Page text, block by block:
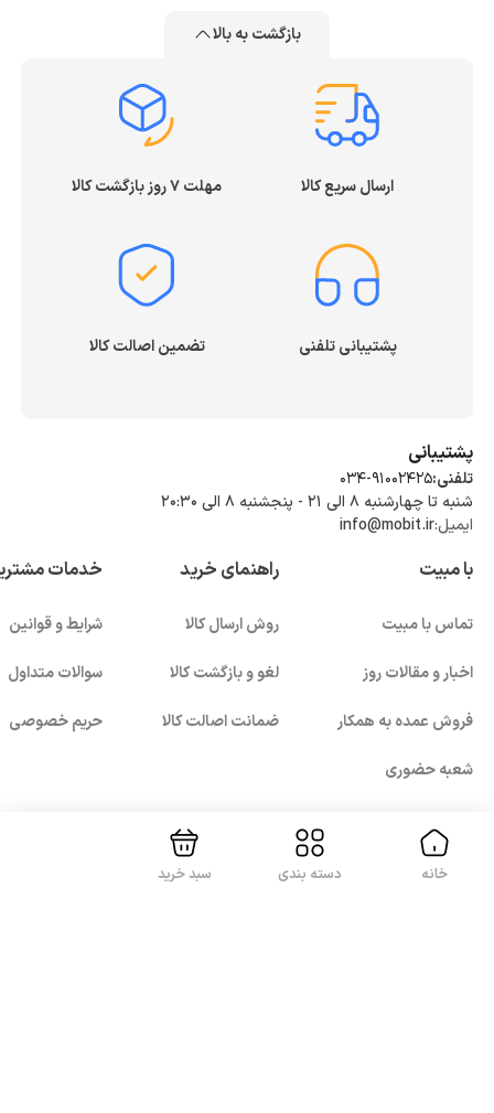
بازگشت به بالا
ارسال سریع کالا مهلت ۷ روز بازگشت کالا
پشتیبانی تلفنی تضمین اصالت کالا
پشتیبانی
تلفنی:034-91002425
شنبه تا چهارشنبه ۸ الی ۲۱ - پنجشنبه 8 الی ۲۰:۳۰
ایمیل:info@mobit.ir
با مبیت
تماس با مبیت
اخبار و مقالات روز
فروش عمده به همکار
شعبه حضوری
راهنمای خرید
روش ارسال کالا
لغو و بازگشت کالا
ضمانت اصالت کالا
خدمات
شرایط و قوانین
سوالات متداول
حریم خصوصی
با ما همراه باشید
خانه دسته بندی سبد خرید